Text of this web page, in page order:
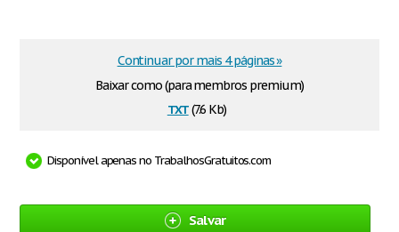
Baixar como (para membros premium)
txt(7.6 Kb)
Continuar por mais 4 páginas »
Disponível apenas no TrabalhosGratuitos.com
Salvar